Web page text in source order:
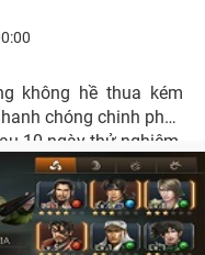
không hề thua kém
chóng chinh phục
10 ngày thử nghiệm.